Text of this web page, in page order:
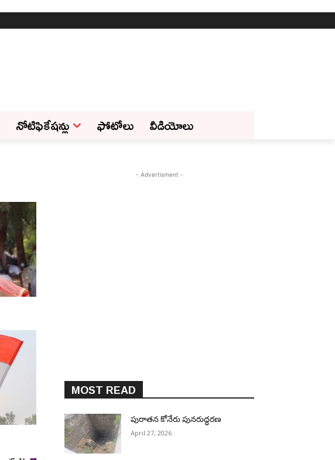
నోటిఫికేషన్లు ఫోటోలు వీడియోలు
- Advertisment -
MOST READ
పురాత‌న కోనేరు పున‌రుద్ధ‌ర‌ణ
April 27, 2026